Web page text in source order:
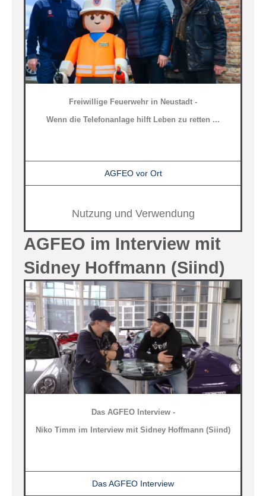
Freiwillige Feuerwehr in Neustadt -
Wenn die Telefonanlage hilft Leben zu retten ...
AGFEO vor Ort
Nutzung und Verwendung
AGFEO im Interview mit
Sidney Hoffmann (Siind)
Das AGFEO Interview -
Niko Timm im Interview mit Sidney Hoffmann (Siind)
Das AGFEO Interview